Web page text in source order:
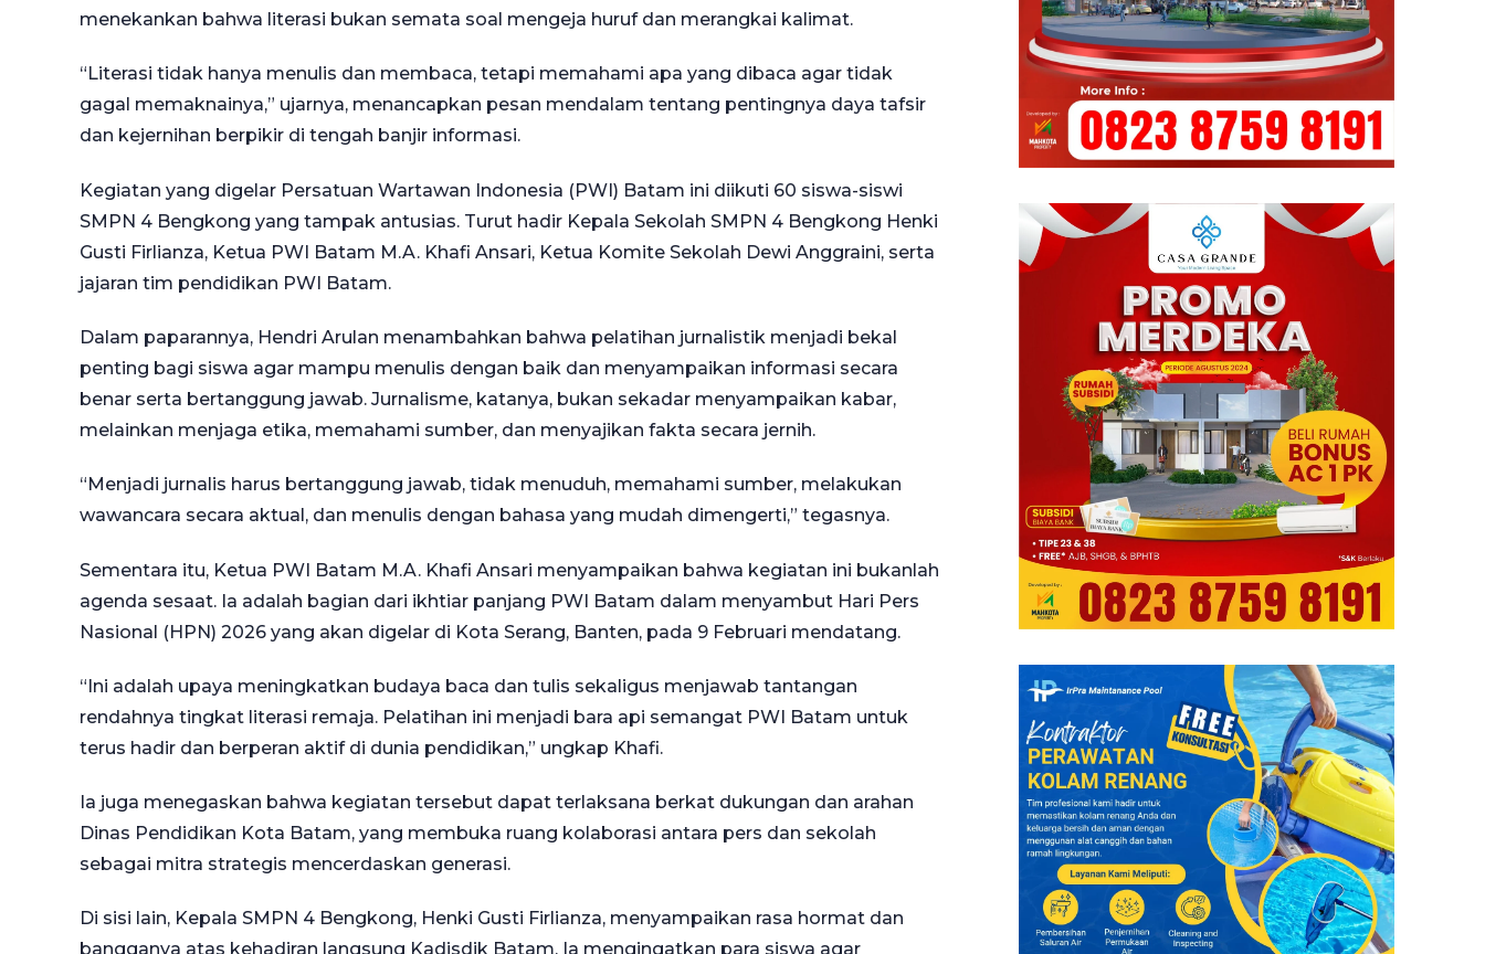
menekankan bahwa literasi bukan semata soal mengeja huruf dan merangkai kalimat.
“Literasi tidak hanya menulis dan membaca, tetapi memahami apa yang dibaca agar tidak
gagal memaknainya,” ujarnya, menancapkan pesan mendalam tentang pentingnya daya tafsir
dan kejernihan berpikir di tengah banjir informasi.
Kegiatan yang digelar Persatuan Wartawan Indonesia (PWI) Batam ini diikuti 60 siswa-siswi
SMPN 4 Bengkong yang tampak antusias. Turut hadir Kepala Sekolah SMPN 4 Bengkong Henki
Gusti Firlianza, Ketua PWI Batam M.A. Khafi Ansari, Ketua Komite Sekolah Dewi Anggraini, serta
jajaran tim pendidikan PWI Batam.
Dalam paparannya, Hendri Arulan menambahkan bahwa pelatihan jurnalistik menjadi bekal
penting bagi siswa agar mampu menulis dengan baik dan menyampaikan informasi secara
benar serta bertanggung jawab. Jurnalisme, katanya, bukan sekadar menyampaikan kabar,
melainkan menjaga etika, memahami sumber, dan menyajikan fakta secara jernih.
“Menjadi jurnalis harus bertanggung jawab, tidak menuduh, memahami sumber, melakukan
wawancara secara aktual, dan menulis dengan bahasa yang mudah dimengerti,” tegasnya.
Sementara itu, Ketua PWI Batam M.A. Khafi Ansari menyampaikan bahwa kegiatan ini bukanlah
agenda sesaat. Ia adalah bagian dari ikhtiar panjang PWI Batam dalam menyambut Hari Pers
Nasional (HPN) 2026 yang akan digelar di Kota Serang, Banten, pada 9 Februari mendatang.
“Ini adalah upaya meningkatkan budaya baca dan tulis sekaligus menjawab tantangan
rendahnya tingkat literasi remaja. Pelatihan ini menjadi bara api semangat PWI Batam untuk
terus hadir dan berperan aktif di dunia pendidikan,” ungkap Khafi.
Ia juga menegaskan bahwa kegiatan tersebut dapat terlaksana berkat dukungan dan arahan
Dinas Pendidikan Kota Batam, yang membuka ruang kolaborasi antara pers dan sekolah
sebagai mitra strategis mencerdaskan generasi.
Di sisi lain, Kepala SMPN 4 Bengkong, Henki Gusti Firlianza, menyampaikan rasa hormat dan
bangganya atas kehadiran langsung Kadisdik Batam. Ia mengingatkan para siswa agar